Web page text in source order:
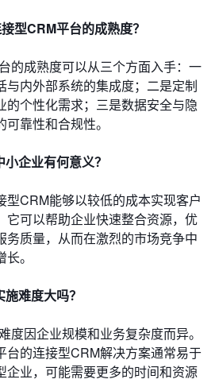
型CRM平台的成熟度？
的成熟度可以从三个方面入手：一
与内外部系统的集成度；二是定制
的个性化需求；三是数据安全与隐
靠性和合规性。
企业有何意义？
型CRM能够以较低的成本实现客户
它可以帮助企业快速整合资源，优
务质量，从而在激烈的市场竞争中
。
难度大吗？
度因企业规模和业务复杂度而异。
台的连接型CRM解决方案通常易于
企业，可能需要更多的时间和资源